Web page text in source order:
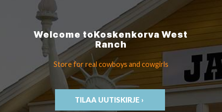
Welcome toKoskenkorvaWest
Ranch
Store for real cowboys and cowgirls
TILAA UUTISKIRJE ›